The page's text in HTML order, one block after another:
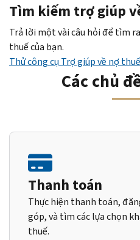
Tìm kiếm trợ giúp
Trả lời một vài câu hỏi để tìm
thuế của bạn.
Thử công cụ Trợ giúp về nợ thuế
Các chủ
Thanh toán
Thực hiện thanh toán,
góp, và tìm các lựa chọn
thuế.